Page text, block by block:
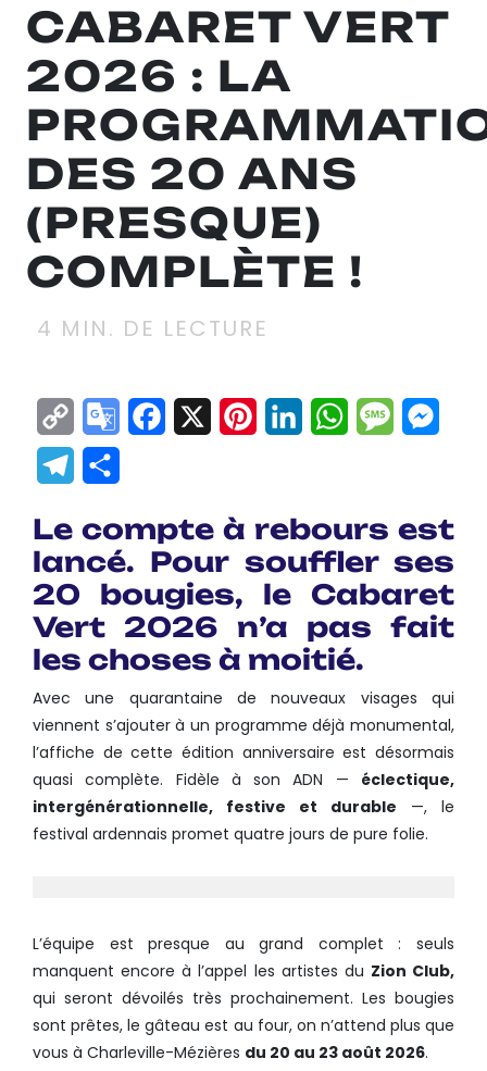
CABARET VERT
2026 : LA
DES 20 ANS
(PRESQUE)
COMPLÈTE !
4 MIN. DE LECTURE
Copy
Link
GoogleFacebook
X Pinterest
LinkedInWhatsApp
Telegram
Le compte à rebours est
lancé. Pour souffler ses
20 bougies, le Cabaret
Vert 2026 n’a pas fait
les choses à moitié.
Avec une quarantaine de nouveaux visages qui
viennent s’ajouter à un programme déjà monumental,
l’affiche de cette édition anniversaire est désormais
quasi complète. Fidèle à son ADN — éclectique,
intergénérationnelle, festive et durable —, le
festival ardennais promet quatre jours de pure folie.
L’équipe est presque au grand complet : seuls
manquent encore à l’appel les artistes du Zion Club,
qui seront dévoilés très prochainement. Les bougies
sont prêtes, le gâteau est au four, on n’attend plus que
vous à Charleville-Mézières du 20 au 23 août 2026.